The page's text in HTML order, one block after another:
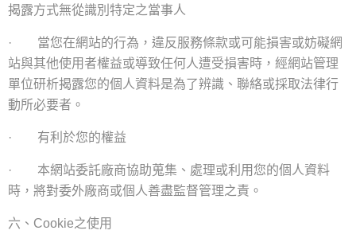
揭露方式無從識別特定之當事人
· 當您在網站的行為 ， 違反服務條款或可能損害或妨礙網
站與其他使用者權益或導致任何人遭受損害時 ， 經網站管理
單位研析揭露您的個人資料是為了辨識 、 聯絡或採取法律行
動所必要者。
· 有利於您的權益
· 本網站委託廠商協助蒐集 、 處理或利用您的個人資料
時 ， 將對委外廠商或個人善盡監督管理之責 。
六、 Cookie之使用